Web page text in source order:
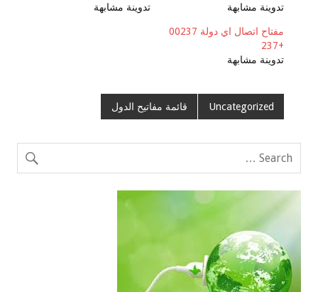
تدوينة مشابهة
تدوينة مشابهة
مفتاح اتصال اي دولة 00237
+237
تدوينة مشابهة
Uncategorized قائمة مفاتيح الدول